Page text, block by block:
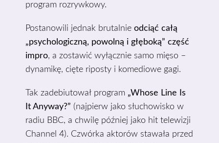
program rozrywkowy.
Postanowili jednak brutalnieodciąć całą
„psychologiczną, powolną i głęboką” część
impro, a zostawić wyłącznie samo mięso –
dynamikę, cięte riposty i komediowe gagi.
Tak zadebiutował program „Whose Line Is
It Anyway?” (najpierw jako słuchowisko w
radiu BBC, a chwilę później jako hit telewizji
Channel 4). Czwórka aktorów stawała przed